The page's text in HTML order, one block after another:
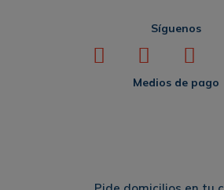
Síguenos
Medios de pago